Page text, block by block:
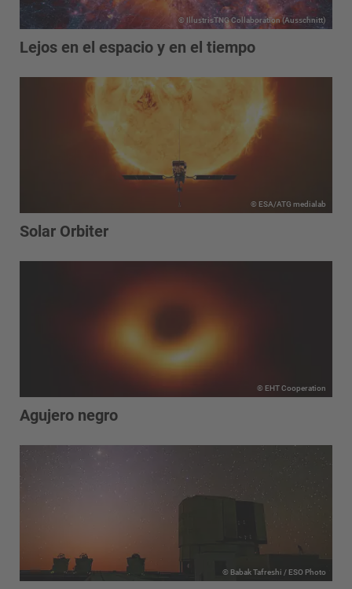
© IllustrisTNG Collaboration (Ausschnitt)
Lejos en el espacio y en el tiempo
© ESA/ATG medialab
Solar Orbiter
© EHT Cooperation
Agujero negro
© Babak Tafreshi / ESO Photo